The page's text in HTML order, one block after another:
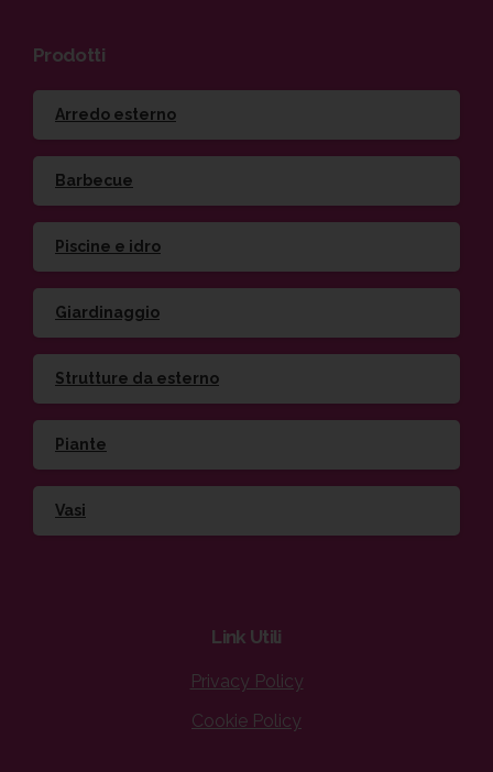
Prodotti
Arredo esterno
Barbecue
Piscine e idro
Giardinaggio
Strutture da esterno
Piante
Vasi
Link Utili
Privacy Policy
Cookie Policy